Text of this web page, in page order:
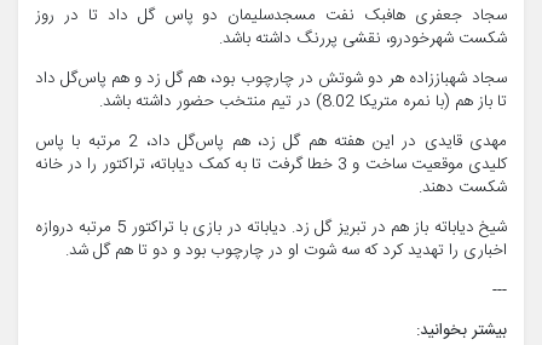
سجاد جعفری هافبک نفت مسجدسلیمان دو پاس گل داد تا در روز
شکست شهرخودرو، نقشی پررنگ داشته باشد.
سجاد شهباززاده هر دو شوتش در چارچوب بود، هم گل زد و هم پاس‌گل داد
تا باز هم (با نمره متریکا 8.02) در تیم منتخب حضور داشته باشد.
مهدی قایدی در این هفته هم گل زد، هم پاس‌گل داد، 2 مرتبه با پاس
کلیدی موقعیت ساخت و 3 خطا گرفت تا به کمک دیاباته، تراکتور را در خانه
شکست دهند.
شیخ دیاباته باز هم در تبریز گل زد. دیاباته در بازی با تراکتور 5 مرتبه دروازه
اخباری را تهدید کرد که سه شوت او در چارچوب بود و دو تا هم گل شد.
---
بیشتر بخوانید: